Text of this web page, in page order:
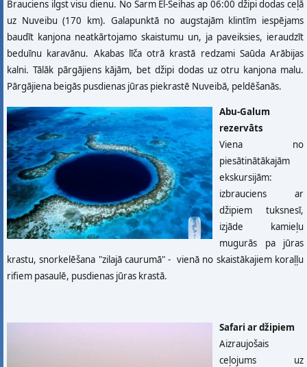
Brauciens ilgst visu dienu. No Šarm El-Šeihas ap 06:00 džipi dodas ceļā
uz Nuveibu (170 km). Galapunktā no augstajām klintīm iespējams
baudīt kanjona neatkārtojamo skaistumu un, ja paveiksies, ieraudzīt
beduīnu karavānu. Akabas līča otrā krastā redzami Saūda Arābijas
kalni. Tālāk pārgājiens kājām, bet džipi dodas uz otru kanjona malu.
Pārgājiena beigās pusdienas jūras piekrastē Nuveibā, peldēšanās.
Abu-Galum
rezervāts
Viena no
piesātinātākajām
ekskursijām:
izbrauciens ar
džipiem tuksnesī,
izjāde kamieļu
mugurās pa jūras
krastu, snorkelēšana "zilajā caurumā" - vienā no skaistākajiem koraļļu
rifiem pasaulē, pusdienas jūras krastā.
Safari ar džipiem
Aizraujošais
ceļojums uz